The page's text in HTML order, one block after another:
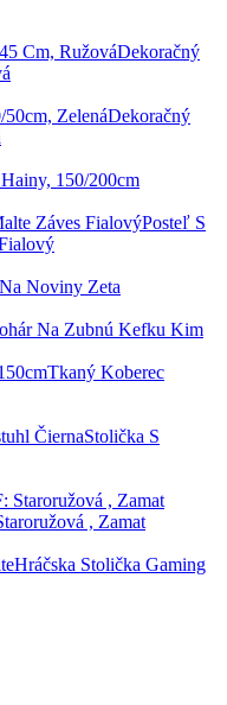
Dekoračný
Dekoračný
150/200cm
Posteľ S
Noviny Zeta
Na Zubnú Kefku Kim
Tkaný Koberec
Stolička S
, Zamat
Hráčska Stolička Gaming